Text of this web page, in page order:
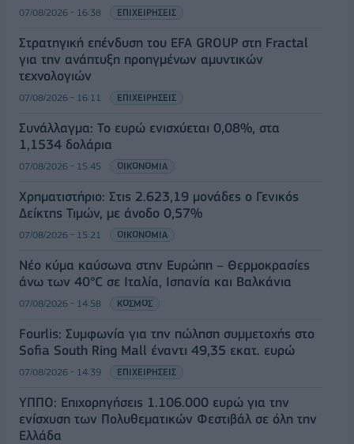
07/08/2026 - 16:38 ΕΠΙΧΕΙΡΗΣΕΙΣ
Στρατηγική επένδυση του EFA GROUP στη Fractal
για την ανάπτυξη προηγμένων αμυντικών
τεχνολογιών
07/08/2026 - 16:11 ΕΠΙΧΕΙΡΗΣΕΙΣ
Συνάλλαγμα: Το ευρώ ενισχύεται 0,08%, στα
1,1534 δολάρια
07/08/2026 - 15:45 ΟΙΚΟΝΟΜΙΑ
Χρηματιστήριο: Στις 2.623,19 μονάδες ο Γενικός
Δείκτης Τιμών, με άνοδο 0,57%
07/08/2026 - 15:21 ΟΙΚΟΝΟΜΙΑ
Νέο κύμα καύσωνα στην Ευρώπη – Θερμοκρασίες
άνω των 40°C σε Ιταλία, Ισπανία και Βαλκάνια
07/08/2026 - 14:58 ΚΟΣΜΟΣ
Fourlis: Συμφωνία για την πώληση συμμετοχής στο
Sofia South Ring Mall έναντι 49,35 εκατ. ευρώ
07/08/2026 - 14:39 ΕΠΙΧΕΙΡΗΣΕΙΣ
ΥΠΠΟ: Επιχορηγήσεις 1.106.000 ευρώ για την
ενίσχυση των Πολυθεματικών Φεστιβάλ σε όλη την
Ελλάδα